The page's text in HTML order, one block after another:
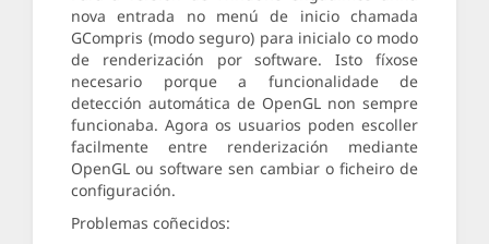
nova entrada no menú de inicio chamada
GCompris (modo seguro) para inicialo co modo
de renderización por software. Isto fíxose
necesario porque a funcionalidade de
detección automática de OpenGL non sempre
funcionaba. Agora os usuarios poden escoller
facilmente entre renderización mediante
OpenGL ou software sen cambiar o ficheiro de
configuración.
Problemas coñecidos: